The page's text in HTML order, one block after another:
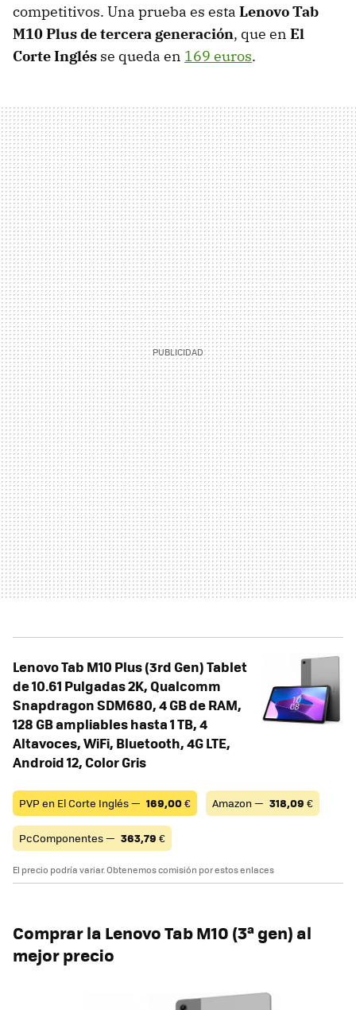
competitivos. Una prueba es esta Lenovo Tab
M10 Plus de tercera generación, que en El
Corte Inglés se queda en 169 euros.
Lenovo Tab M10 Plus (3rd Gen) Tablet
de 10.61 Pulgadas 2K, Qualcomm
Snapdragon SDM680, 4 GB de RAM,
128 GB ampliables hasta 1 TB, 4
Altavoces, WiFi, Bluetooth, 4G LTE,
Android 12, Color Gris
PVP en El Corte Inglés — 169,00€ Amazon — 318,09 €
PcComponentes — 363,79 €
El precio podría variar. Obtenemos comisión por estos enlaces
Comprar la Lenovo Tab M10 (3ª gen) al
mejor precio